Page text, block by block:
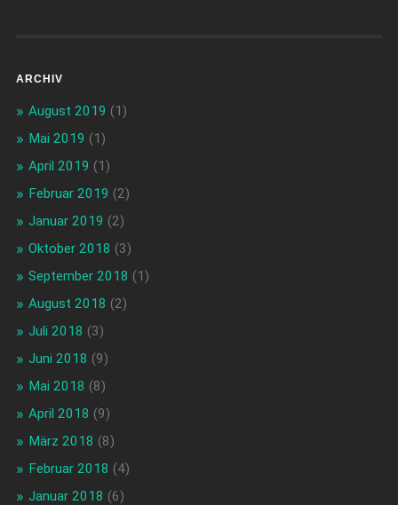
ARCHIV
August 2019 (1)
Mai 2019 (1)
April 2019 (1)
Februar 2019 (2)
Januar 2019 (2)
Oktober 2018 (3)
September 2018 (1)
August 2018 (2)
Juli 2018 (3)
Juni 2018 (9)
Mai 2018 (8)
April 2018 (9)
März 2018 (8)
Februar 2018 (4)
Januar 2018 (6)